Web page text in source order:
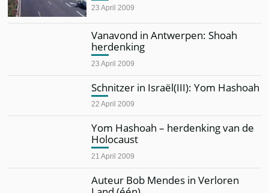
23 April 2009
Vanavond in Antwerpen: Shoah
herdenking
23 April 2009
Schnitzer in Israël(III): Yom Hashoah
22 April 2009
Yom Hashoah – herdenking van de
Holocaust
21 April 2009
Auteur Bob Mendes in Verloren